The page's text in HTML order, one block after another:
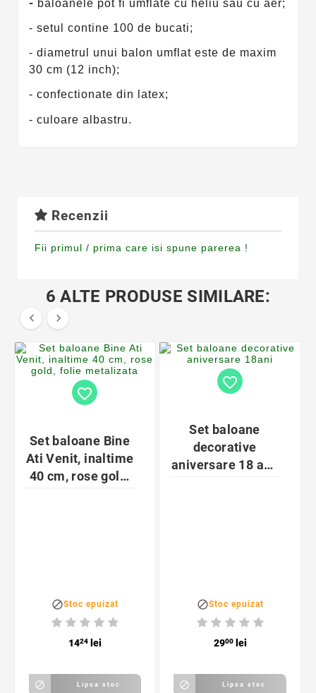
- baloanele pot fi umflate cu heliu sau cu aer;
- setul contine 100 de bucati;
- diametrul unui balon umflat este de maxim
30 cm (12 inch);
- confectionate din latex;
- culoare albastru.
Recenzii
Fii primul / prima care isi spune parerea !
6 ALTE PRODUSE SIMILARE:
 
favorite_border
Set baloane Bine
Ati Venit, inaltime
40 cm, rose gold,
Stoc epuizat
1424lei
 Lipsa stoc
favorite_border
Set baloane
decorative
aniversare 18 ani,
Stoc epuizat
2900lei
 Lipsa stoc